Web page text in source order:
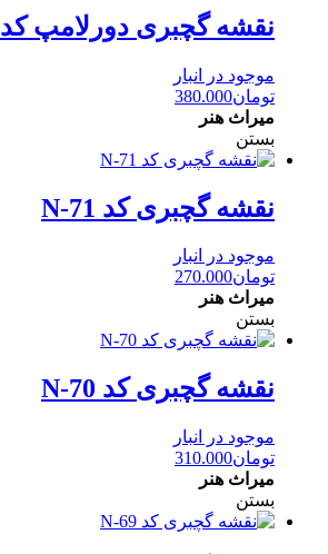
نقشه گچبری دورلامپ کد D-1004
موجود در انبار
تومان380.000
میراث هنر
بستن
نقشه گچبری کد N-71
موجود در انبار
تومان270.000
میراث هنر
بستن
نقشه گچبری کد N-70
موجود در انبار
تومان310.000
میراث هنر
بستن